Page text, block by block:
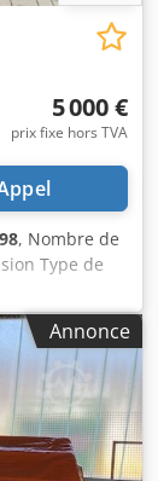
5 000 €
prix fixe hors TVA
, Nombre de
Type de
/
Annonce